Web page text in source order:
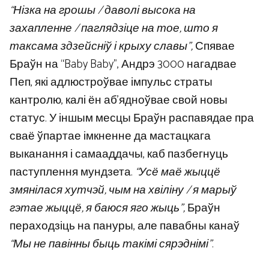
“Нізка на грошы / даволі высока на
захапленне / паглядзіце на тое, што я
таксама здзейсніў і крыху славы”,Спявае
Браўн на “Baby Baby”, Андрэ 3000 нагадвае
Пеп, які адлюстроўвае імпульс страты
кантролю, калі ён аб’ядноўвае свой новы
статус. У іншым месцы Браўн распавядае пра
сваё ўпартае імкненне да мастацкага
выканання і самааддачы, каб пазбегнуць
паступлення мундзета. “Усё маё жыццё
змянілася хутчэй, чым на хвіліну / я марыў
гэтае жыццё, я баюся яго жыць”,Браўн
пераходзіць на пануры, але павабны канаў
“Мы не павінны быць такімі сярэднімі”.